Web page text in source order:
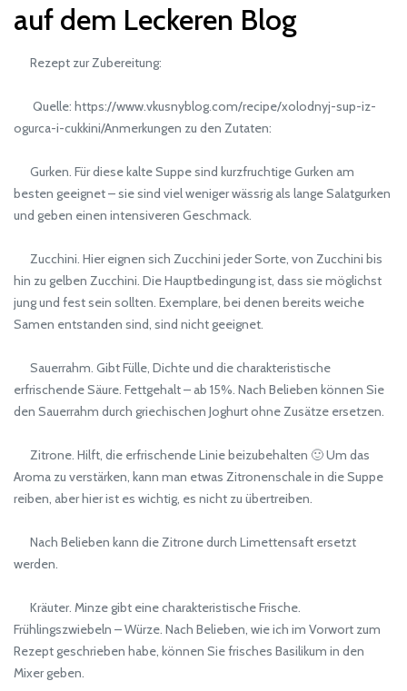
auf dem Leckeren Blog
Rezept zur Zubereitung:
Quelle: https://www.vkusnyblog.com/recipe/xolodnyj-sup-iz-
ogurca-i-cukkini/Anmerkungen zu den Zutaten:
Gurken. Für diese kalte Suppe sind kurzfruchtige Gurken am
besten geeignet – sie sind viel weniger wässrig als lange Salatgurken
und geben einen intensiveren Geschmack.
Zucchini. Hier eignen sich Zucchini jeder Sorte, von Zucchini bis
hin zu gelben Zucchini. Die Hauptbedingung ist, dass sie möglichst
jung und fest sein sollten. Exemplare, bei denen bereits weiche
Samen entstanden sind, sind nicht geeignet.
Sauerrahm. Gibt Fülle, Dichte und die charakteristische
erfrischende Säure. Fettgehalt – ab 15%. Nach Belieben können Sie
den Sauerrahm durch griechischen Joghurt ohne Zusätze ersetzen.
Zitrone. Hilft, die erfrischende Linie beizubehalten 🙂 Um das
Aroma zu verstärken, kann man etwas Zitronenschale in die Suppe
reiben, aber hier ist es wichtig, es nicht zu übertreiben.
Nach Belieben kann die Zitrone durch Limettensaft ersetzt
werden.
Kräuter. Minze gibt eine charakteristische Frische.
Frühlingszwiebeln – Würze. Nach Belieben, wie ich im Vorwort zum
Rezept geschrieben habe, können Sie frisches Basilikum in den
Mixer geben.